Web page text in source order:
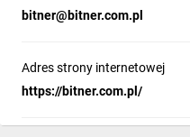
bitner@bitner.com.pl
Adres strony internetowej
https://bitner.com.pl/